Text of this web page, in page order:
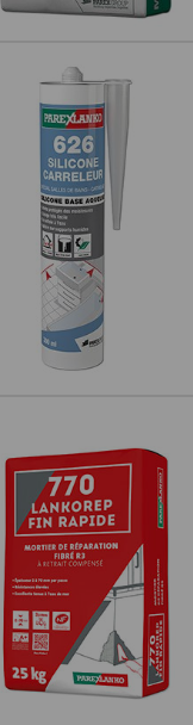
CARRELEUR